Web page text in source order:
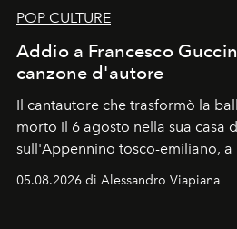
POP CULTURE
Addio a Francesco
canzone d'autore
Il cantautore che trasformò la
morto il 6 agosto nella sua casa
sull'Appennino tosco-emiliano, a
05.08.2026 di Alessandro Viapiana